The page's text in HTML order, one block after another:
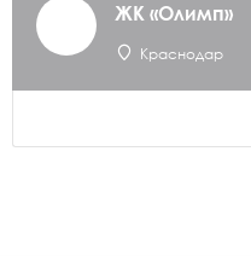
ЖК «Олимп»
Краснодар